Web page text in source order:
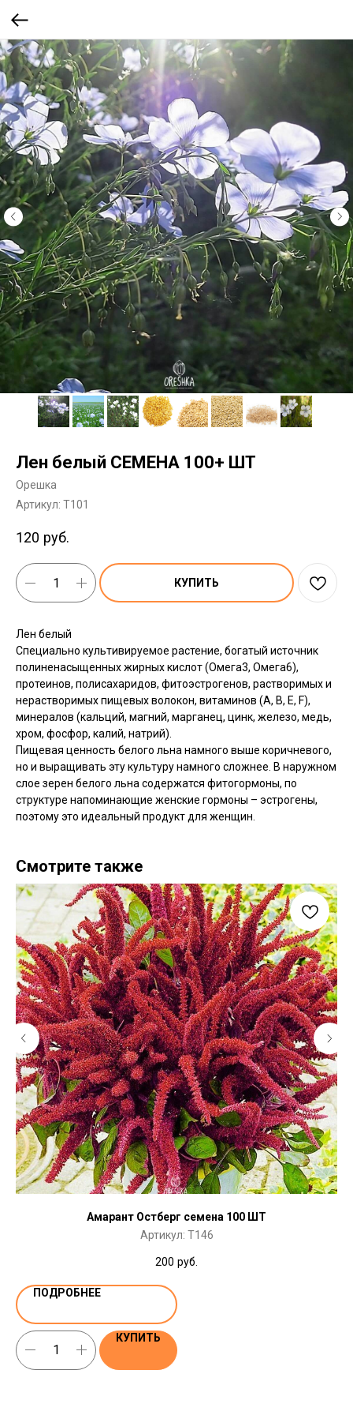
Лен белый СЕМЕНА 100+ ШТ
Орешка
Артикул: T101
120 руб.
КУПИТЬ
Лен белый
Cпециально культивируемое растение, богатый источник
полиненасыщенных жирных кислот (Омега3, Омега6),
протеинов, полисахаридов, фитоэстрогенов, растворимых и
нерастворимых пищевых волокон, витаминов (А, В, Е, F),
минералов (кальций, магний, марганец, цинк, железо, медь,
хром, фосфор, калий, натрий).
Пищевая ценность белого льна намного выше коричневого,
но и выращивать эту культуру намного сложнее. В наружном
слое зерен белого льна содержатся фитогормоны, по
структуре напоминающие женские гормоны – эстрогены,
поэтому это идеальный продукт для женщин.
Смотрите также
Амарант Остберг семена 100 ШТ
Артикул: T146
200 руб.
ПОДРОБНЕЕ
КУПИТЬ